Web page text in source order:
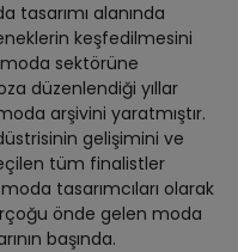
tasarımı alanında
keşfedilmesini
moda sektörüne
düzenlendiği yıllar
arşivini yaratmıştır.
gelişimini ve
tüm finalistler
tasarımcıları olarak
önde gelen moda
başında.